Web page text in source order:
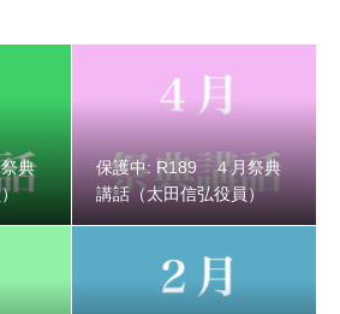
典講話（長谷川玉枝婦人）
典
保護中: R189 ４月祭典
講話（太田信弘役員）